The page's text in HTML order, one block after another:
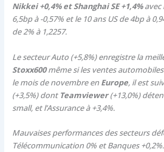
Nikkei +0,4% et Shanghai SE +1,4%avec
6,5bp à -0,57% et le 10 ans US de 4bp à
de 2% à 1,2257.
Le secteur Auto (+5,8%) enregistre la
Stoxx600même si les ventes
le mois de novembre en Europe, il est
(+3,5%) dont Teamviewer(+13,0%)
small, et l’Assurance à +3,4%.
Mauvaises performances des secteurs
Télécommunication 0% et Banques +0,2%.